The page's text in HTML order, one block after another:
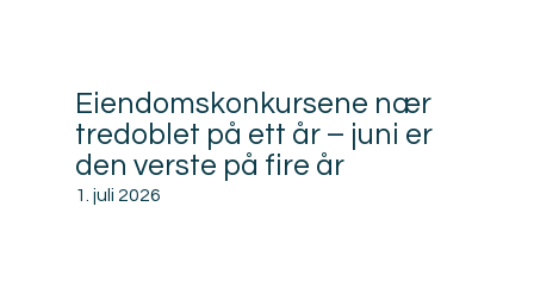
Eiendomskonkursene nær
tredoblet på ett år – juni er
den verste på fire år
1. juli 2026